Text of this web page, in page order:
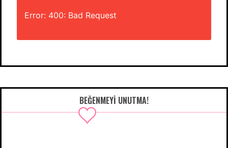
Error: 400: Bad Request
BEĞENMEYI UNUTMA!